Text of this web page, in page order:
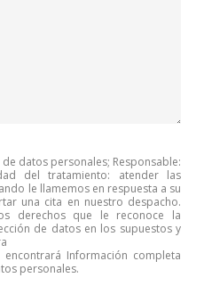
datos personales; Responsable:
del tratamiento: atender las
le llamemos en respuesta a su
una cita en nuestro despacho.
derechos que le reconoce la
de datos en los supuestos y
Información completa
personales.